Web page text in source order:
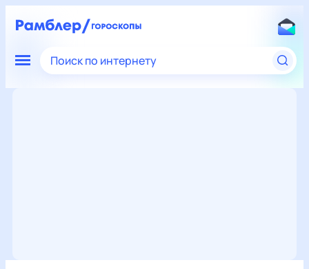
Поиск по интернету